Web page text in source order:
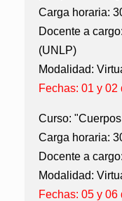
Carga horaria:
Docente a
(UNLP)
Modalidad:
Fechas: 01 y 02
Curso:
Carga horaria:
Docente a
Modalidad:
Fechas: 05 y 06